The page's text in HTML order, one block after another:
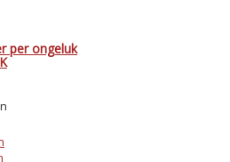
per ongeluk